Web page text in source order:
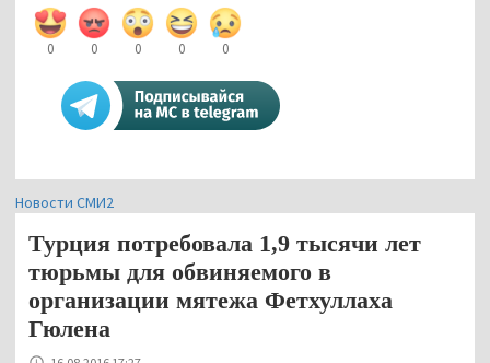
0 0 0 0 0
Новости СМИ2
Турция потребовала 1,9 тысячи лет
тюрьмы для обвиняемого в
организации мятежа Фетхуллаха
Гюлена